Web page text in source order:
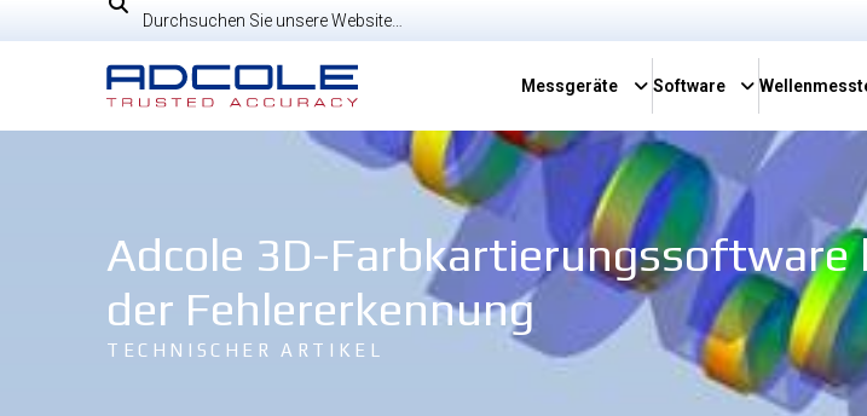
to
Suche
Messgeräte Software
Adcole 3D-
der Fehlererkennung
TECHNISCHER ARTIKEL